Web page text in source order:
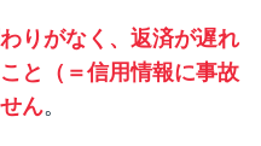
りがなく、返済が遅れ
と（＝信用情報に事故
ん。